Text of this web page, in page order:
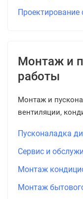
Проектирование
Монтаж и
работы
Монтаж и
вентиляции,
Пусконаладка
Сервис и
Монтаж
Монтаж